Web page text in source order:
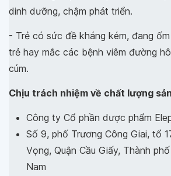
dinh dưỡng, chậm phát triển.
- Trẻ có sức đề kháng kém, đang
trẻ hay mắc các bệnh viêm đường
cúm.
Chịu trách nhiệm về chất lượng
Công ty Cổ phần dược phẩm
Số 9, phố Trương Công Giai, tổ
Vọng, Quận Cầu Giấy, Thành
Nam